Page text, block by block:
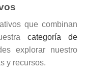
que combinan
categoría de
explorar nuestro
y recursos.